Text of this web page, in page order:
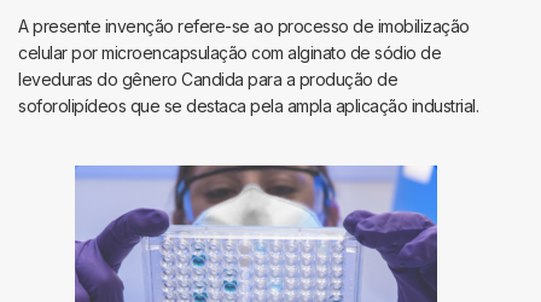
A presente invenção refere-se ao processo de imobilização
celular por microencapsulação com alginato de sódio de
leveduras do gênero Candida para a produção de
soforolipídeos que se destaca pela ampla aplicação industrial.